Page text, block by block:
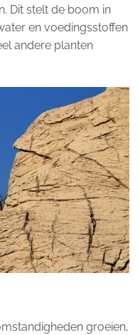
Dit stelt de boom in
en voedingsstoffen
andere planten
groeien,